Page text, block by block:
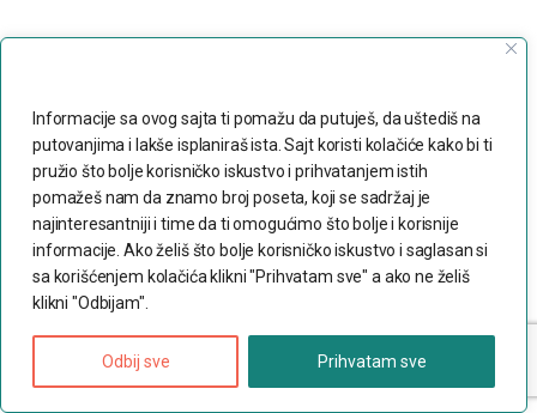
Informacije sa ovog sajta ti pomažu da putuješ, da uštediš na
putovanjima i lakše isplaniraš ista. Sajt koristi kolačiće kako bi ti
pružio što bolje korisničko iskustvo i prihvatanjem istih
pomažeš nam da znamo broj poseta, koji se sadržaj je
najinteresantniji i time da ti omogućimo što bolje i korisnije
informacije. Ako želiš što bolje korisničko iskustvo i saglasan si
sa korišćenjem kolačića klikni "Prihvatam sve" a ako ne želiš
klikni "Odbijam".
Odbij sve Prihvatam sve
Pronađituru, izlet, ekskurziju,
transfer...